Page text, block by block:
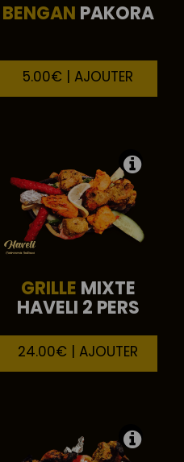
BENGAN PAKORA
5.00€ | AJOUTER
GRILLE MIXTE
HAVELI 2 PERS
24.00€ | AJOUTER